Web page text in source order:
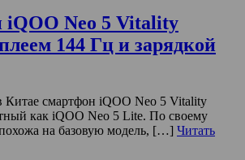
iQOO Neo 5 Vitality
144 Гц и зарядкой
Китае смартфон iQOO Neo 5 Vitality
как iQOO Neo 5 Lite. По своему
на базовую модель, […] Читать